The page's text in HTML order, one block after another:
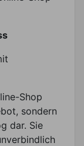
Shop
sondern
dar. Sie